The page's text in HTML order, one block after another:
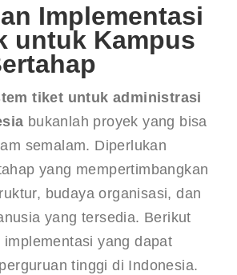
Implementasi
untuk Kampus
tiket untuk administrasi
bukanlah proyek yang bisa
semalam. Diperlukan
yang mempertimbangkan
budaya organisasi, dan
yang tersedia. Berikut
yang dapat
tinggi di Indonesia.